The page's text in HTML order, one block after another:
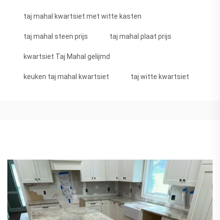
taj mahal kwartsiet met witte kasten
taj mahal steen prijs taj mahal plaat prijs
kwartsiet Taj Mahal gelijmd
keuken taj mahal kwartsiet taj witte kwartsiet